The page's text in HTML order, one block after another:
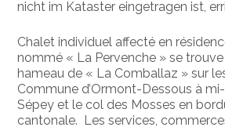
nicht im Kataster eingetragen ist,
Chalet individuel affecté en
nommé « La Pervenche » se
hameau de « La Comballaz » sur
Commune d’Ormont-Dessous à
Sépey et le col des Mosses en
cantonale. Les services,